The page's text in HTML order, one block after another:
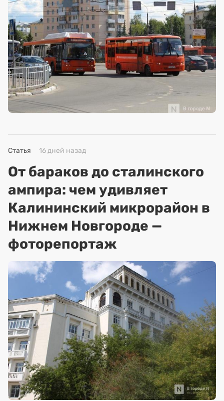
Статья 16 дней назад
От бараков до сталинского
ампира: чем удивляет
Калининский микрорайон в
Нижнем Новгороде —
фоторепортаж